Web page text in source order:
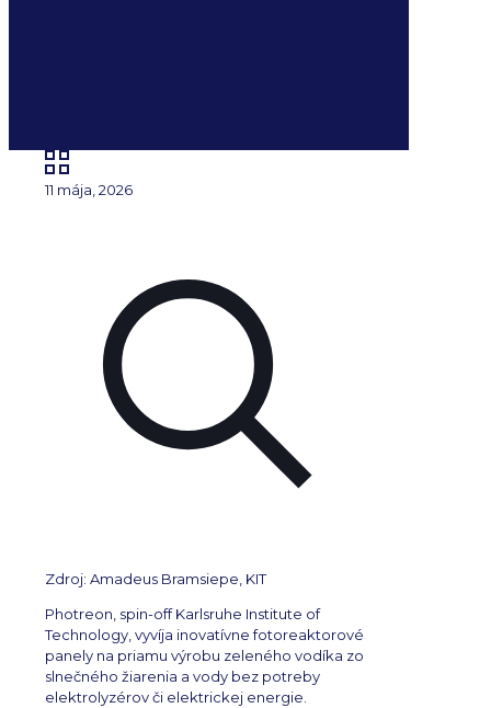
11 mája, 2026
Zdroj: Amadeus Bramsiepe, KIT
Photreon, spin-offKarlsruhe Institute of
Technology, vyvíja inovatívne fotoreaktorové
panely na priamu výrobu zeleného vodíka zo
slnečného žiarenia a vody bez potreby
elektrolyzérov či elektrickej energie.